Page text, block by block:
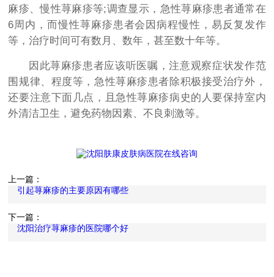
麻疹、慢性荨麻疹等;调查显示，急性荨麻疹患者通常在
6周内，而慢性荨麻疹患者会因病程慢性，易反复发作
等，治疗时间可有数月、数年，甚至数十年等。
因此荨麻疹患者应该听医嘱，注意观察症状发作范
围规律、程度等，急性荨麻疹患者除积极接受治疗外，
还要注意下面几点，且急性荨麻疹病史的人要保持室内
外清洁卫生，避免药物因素、不良刺激等。
上一篇：
引起荨麻疹的主要原因有哪些
下一篇：
沈阳治疗荨麻疹的医院哪个好